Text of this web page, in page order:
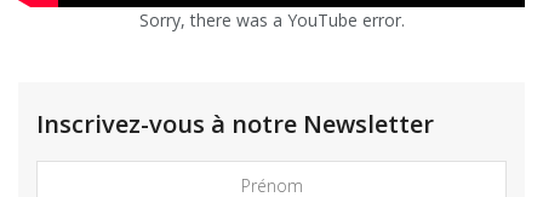
Sorry, there was a YouTube error.
Inscrivez-vous à notre Newsletter